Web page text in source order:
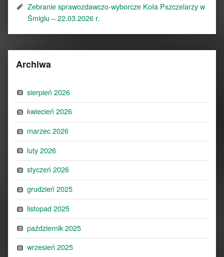
Zebranie sprawozdawczo-wyborcze Koła Pszczelarzy w
Śmiglu – 22.03.2026 r.
Archiwa
sierpień 2026
kwiecień 2026
marzec 2026
luty 2026
styczeń 2026
grudzień 2025
listopad 2025
październik 2025
wrzesień 2025